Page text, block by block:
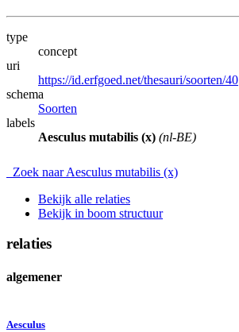
type
concept
uri
https://id.erfgoed.net/thesauri/soorten/40
schema
Soorten
labels
Aesculus mutabilis (x) (nl-BE)
Zoek naar Aesculus mutabilis (x)
Bekijk alle relaties
Bekijk in boom structuur
relaties
algemener
Aesculus